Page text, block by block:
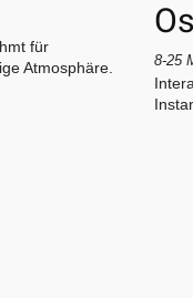
für
Atmosphäre.
8‑25